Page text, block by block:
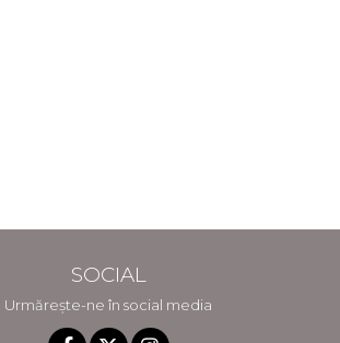
SOCIAL
Urmărește-ne în social media